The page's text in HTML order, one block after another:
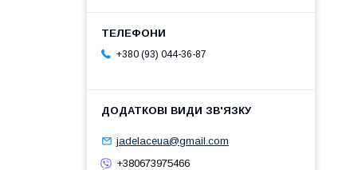
+380 (93) 044-36-87
jadelaceua@gmail.com
+380673975466